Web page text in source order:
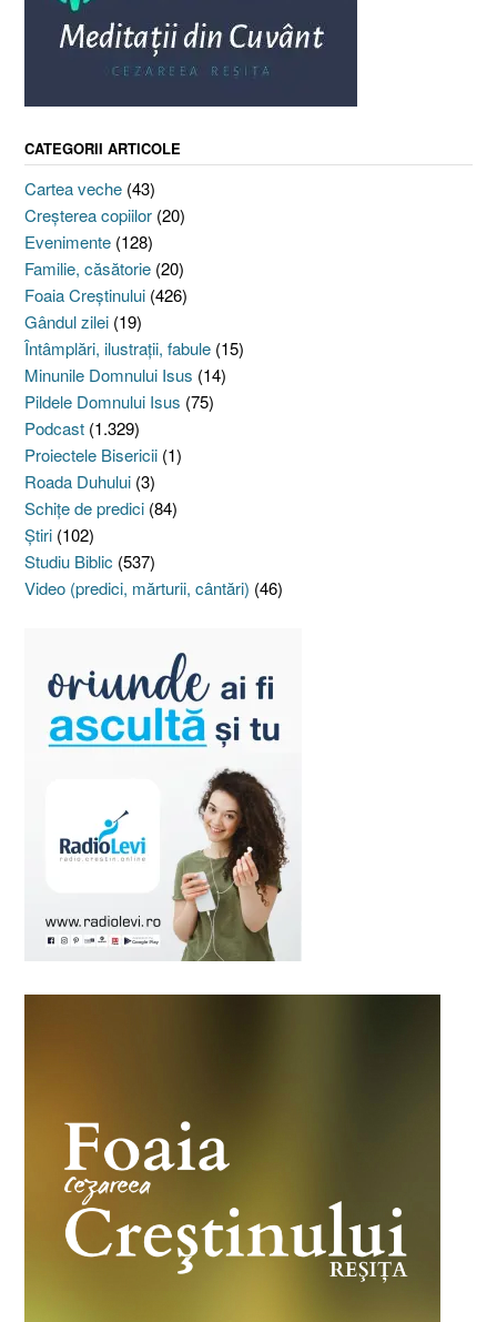
CATEGORII ARTICOLE
Cartea veche (43)
Creşterea copiilor (20)
Evenimente (128)
Familie, căsătorie (20)
Foaia Creştinului (426)
Gândul zilei (19)
Întâmplări, ilustraţii, fabule (15)
Minunile Domnului Isus (14)
Pildele Domnului Isus (75)
Podcast (1.329)
Proiectele Bisericii (1)
Roada Duhului (3)
Schiţe de predici (84)
Ştiri (102)
Studiu Biblic (537)
Video (predici, mărturii, cântări) (46)